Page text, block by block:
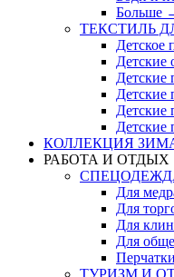
Больше
ТЕКСТИЛЬ
Детское
Детские
Детские
Детские
Детские
Детские
КОЛЛЕКЦИЯ
РАБОТА И ОТДЫХ
Для
Для
Для
Для
ТУРИЗМ И